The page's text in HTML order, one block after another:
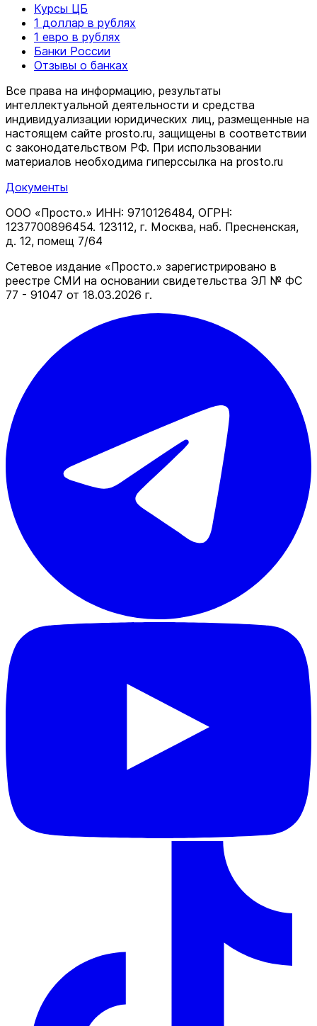
Курсы ЦБ
1 доллар в рублях
1 евро в рублях
Банки России
Отзывы о банках
Все права на информацию, результаты
интеллектуальной деятельности и средства
индивидуализации юридических лиц, размещенные на
настоящем сайте prosto.ru, защищены в соответствии
c законодательством РФ. При использовании
материалов необходима гиперссылка на prosto.ru
Документы
ООО «Просто.» ИНН: 9710126484, ОГРН:
1237700896454. 123112, г. Москва, наб. Пресненская,
д. 12, помещ 7/64
Сетевое издание «Просто.» зарегистрировано в
реестре СМИ на основании свидетельства ЭЛ № ФС
77 - 91047 от 18.03.2026 г.